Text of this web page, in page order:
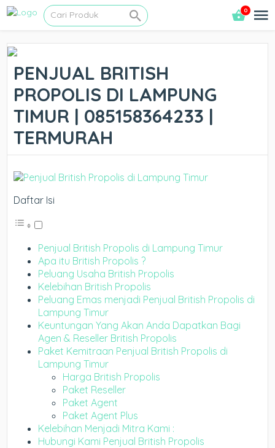
0
PENJUAL BRITISH
PROPOLIS DI LAMPUNG
TIMUR | 085158364233 |
TERMURAH
Daftar Isi
Penjual British Propolis di Lampung Timur
Apa itu British Propolis ?
Peluang Usaha British Propolis
Kelebihan British Propolis
Peluang Emas menjadi Penjual British Propolis di
Lampung Timur
Keuntungan Yang Akan Anda Dapatkan Bagi
Agen & Reseller British Propolis
Paket Kemitraan Penjual British Propolis di
Lampung Timur
Harga British Propolis
Paket Reseller
Paket Agent
Paket Agent Plus
Kelebihan Menjadi Mitra Kami :
Hubungi Kami Penjual British Propolis